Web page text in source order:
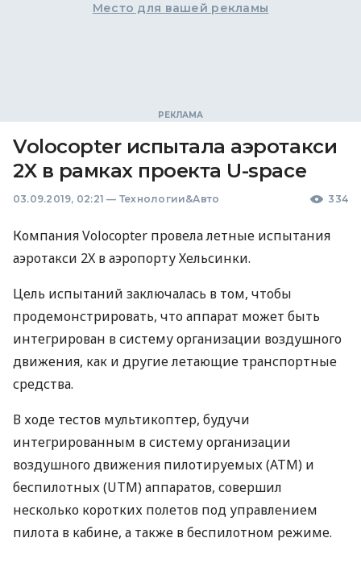
Место для вашей рекламы
Volocopter испытала аэротакси
2X в рамках проекта U-space
03.09.2019, 02:21 — Технологии&Авто 334
Компания Volocopter провела летные испытания
аэротакси 2X в аэропорту Хельсинки.
Цель испытаний заключалась в том, чтобы
продемонстрировать, что аппарат может быть
интегрирован в систему организации воздушного
движения, как и другие летающие транспортные
средства.
В ходе тестов мультикоптер, будучи
интегрированным в систему организации
воздушного движения пилотируемых (ATM) и
беспилотных (UTM) аппаратов, совершил
несколько коротких полетов под управлением
пилота в кабине, а также в беспилотном режиме.